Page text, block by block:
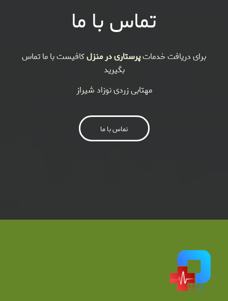
تماس با ما
برای دریافت خدماتپرستاری در منزلکافیست با ما تماس
بگیرید
مهتابی زردی نوزاد شیراز
تماس با ما